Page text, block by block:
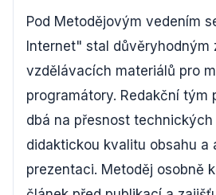
Pod Metodějovým vedením
Internet" stal důvěryhodným
vzdělávacích materiálů pro
programátory. Redakční tým
dbá na přesnost
didaktickou kvalitu obsahu a
prezentaci. Metoděj osobně